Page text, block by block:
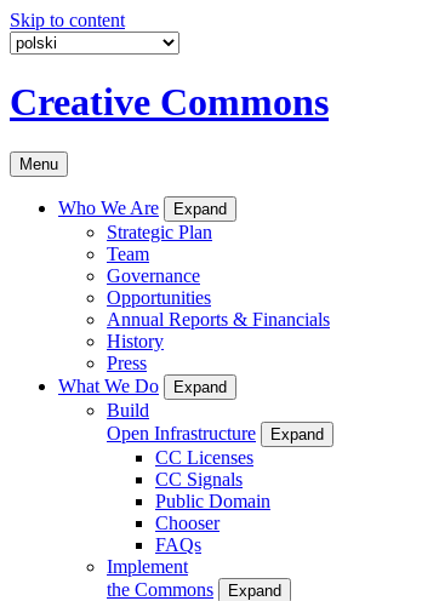
Skip to content
Creative Commons
Menu
Who We Are Expand
Strategic Plan
Team
Governance
Opportunities
Annual Reports & Financials
History
Press
What We Do
Expand
Build
Open Infrastructure
Expand
CC Licenses
CC Signals
Public Domain
Chooser
FAQs
Implement
the Commons
Expand